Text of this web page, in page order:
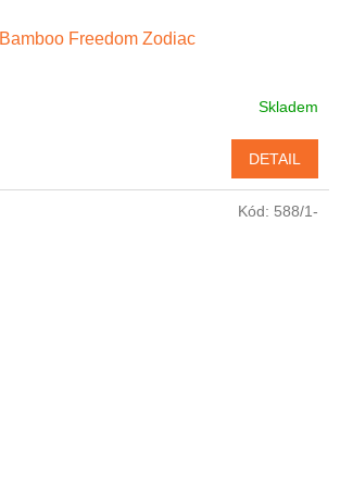
Bamboo Freedom Zodiac
Skladem
DETAIL
Kód: 588/1-